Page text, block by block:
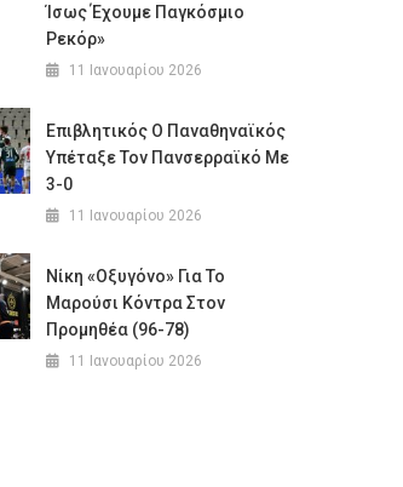
Ίσως Έχουμε Παγκόσμιο
Ρεκόρ»
11 Ιανουαρίου 2026
Επιβλητικός Ο Παναθηναϊκός
Υπέταξε Τον Πανσερραϊκό Με
3-0
11 Ιανουαρίου 2026
Νίκη «οξυγόνο» Για Το
Μαρούσι Κόντρα Στον
Προμηθέα (96-78)
11 Ιανουαρίου 2026